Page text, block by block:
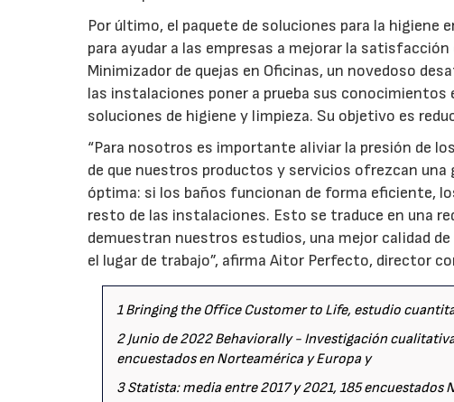
Por último, el paquete de soluciones para la
para ayudar a las empresas a mejorar la
Minimizador de quejas en Oficinas, un novedoso
las instalaciones poner a prueba sus
soluciones de higiene y limpieza. Su objetivo es
“Para nosotros es importante aliviar la presión de
de que nuestros productos y servicios ofrezcan
óptima: si los baños funcionan de forma eficiente,
resto de las instalaciones. Esto se traduce en una
demuestran nuestros estudios, una mejor calidad
el lugar de trabajo”, afirma Aitor Perfecto, director
1 Bringing the Office Customer to Life, estudio
2 Junio de 2022 Behaviorally - Investigación
encuestados en Norteamérica y Europa y
3 Statista: media entre 2017 y 2021, 185